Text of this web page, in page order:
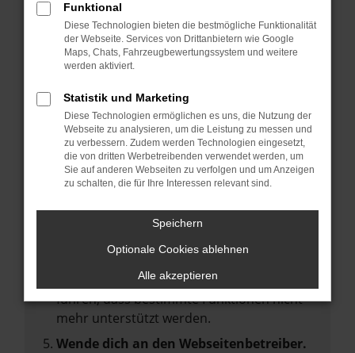
Prüfe deine Browsererweiterungen.
Manche Erweiterungen, wie Werbeblocker,
können das Laden bestimmter Seiten
anderen Browser oder in einem privaten
Fenster?
Starte dein Gerät neu.
Das kann manchmal helfen,
vorübergehende Probleme zu beheben.
Betriebssystem auf dem neuesten Stand
Veraltete Software birgt nicht nur ein
Sicherheitsrisiko, sondern kann auch dazu
führen, dass bestimmte Funktionen nicht
mehr unterstützt werden.
Wende dich an den Webseitenbetreiber.
Funktional
Diese Technologien bieten die bestmögliche Funktionalität
der Webseite. Services von Drittanbietern wie Google
Maps, Chats, Fahrzeugbewertungssystem und weitere
werden aktiviert.
Statistik und Marketing
Diese Technologien ermöglichen es uns, die Nutzung der
Webseite zu analysieren, um die Leistung zu messen und
zu verbessern. Zudem werden Technologien eingesetzt,
die von dritten Werbetreibenden verwendet werden, um
Sie auf anderen Webseiten zu verfolgen und um Anzeigen
zu schalten, die für Ihre Interessen relevant sind.
Speichern
Optionale Cookies ablehnen
Alle akzeptieren